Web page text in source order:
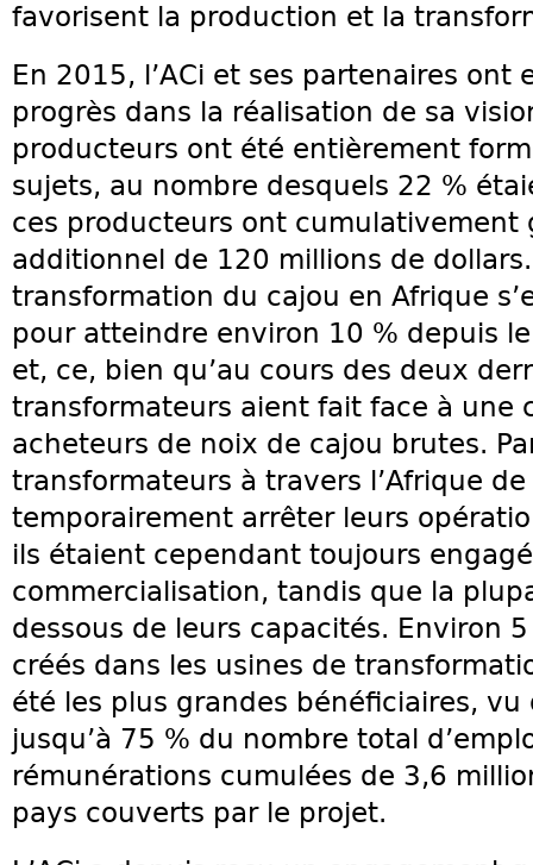
favorisent la production et la
En 2015, l’ACi et ses partenaires ont
progrès dans la réalisation de sa
producteurs ont été entièrement
sujets, au nombre desquels 22 %
ces producteurs ont cumulativement
additionnel de 120 millions de
transformation du cajou en Afrique
pour atteindre environ 10 % depuis
et, ce, bien qu’au cours des deux
transformateurs aient fait face à une
acheteurs de noix de cajou brutes.
transformateurs à travers l’Afrique de
temporairement arrêter leurs
ils étaient cependant toujours
commercialisation, tandis que la
dessous de leurs capacités. Environ
créés dans les usines de
été les plus grandes bénéficiaires, vu
jusqu’à 75 % du nombre total
rémunérations cumulées de 3,6
pays couverts par le projet.